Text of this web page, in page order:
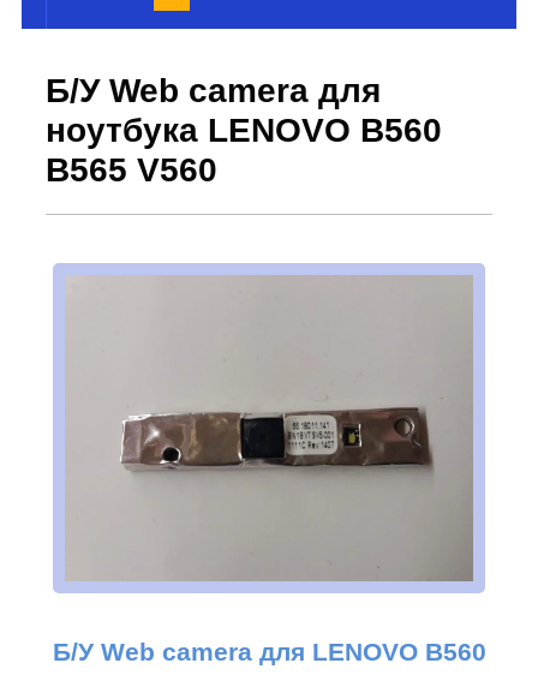
Б/У Web camera для
ноутбука LENOVO B560
B565 V560
Б/У Web camera для LENOVO B560